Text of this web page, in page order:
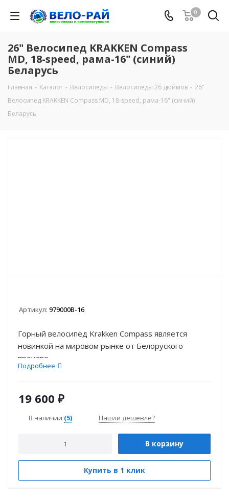
0
26" Велосипед KRAKKEN Compass
MD, 18-speed, рама-16" (синий)
Беларусь
Главная - Каталог - Велосипеды - Велосипеды 26 дюймов - 26"
Велосипед KRAKKEN Compass MD, 18-speed, рама-16" (синий)
Беларусь
Артикул: 979000B-16
Горный велосипед Krakken Compass является
новинкой на мировом рынке от Белоруского
произво...
Подробнее
19 600 ₽
В наличии (5) Нашли дешевле?
В корзину
Купить в 1 клик